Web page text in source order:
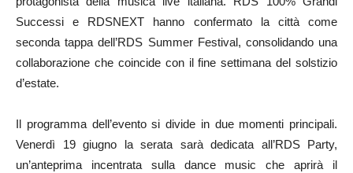
Successi e RDSNEXT hanno confermato la città come
seconda tappa dell’RDS Summer Festival, consolidando una
collaborazione che coincide con il fine settimana del solstizio
d’estate.
Il programma dell’evento si divide in due momenti principali.
Venerdì 19 giugno la serata sarà dedicata all’RDS Party,
un’anteprima incentrata sulla dance music che aprirà il